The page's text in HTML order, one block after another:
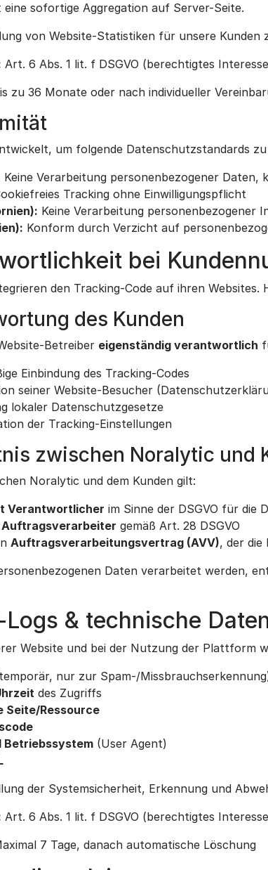
sofortige Aggregation auf Server-Seite.
von Website-Statistiken für unsere Kunden
Art. 6 Abs. 1 lit. f DSGVO (berechtigtes
zu 36 Monate oder nach individueller
um folgende Datenschutzstandards
Keine Verarbeitung personenbezogener
Tracking ohne Einwilligungspflicht
Keine Verarbeitung personenbezogener
Konform durch Verzicht auf
bei
den Tracking-Code auf ihren Websites.
des Kunden
Betreiber eigenständig verantwortlich
Einbindung des Tracking-Codes
seiner Website-Besucher
lokaler Datenschutzgesetze
der Tracking-Einstellungen
zwischen Noralytic und
Noralytic und dem Kunden gilt:
Verantwortlicher im Sinne der DSGVO für die
gemäß Art. 28 DSGVO
Auftragsverarbeitungsvertrag (AVV), der
Daten verarbeitet werden,
& technische
Website und bei der Nutzung der Plattform
nur zur Spam-/
des Zugriffs
Seite/Ressource
Betriebssystem (User Agent)
der Systemsicherheit, Erkennung und
Art. 6 Abs. 1 lit. f DSGVO (berechtigtes
7 Tage, danach automatische Löschung